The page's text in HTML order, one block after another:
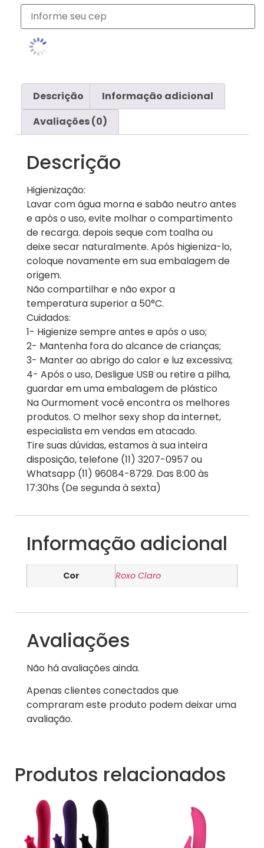
Descrição
Informação adicional
Avaliações (0)
Descrição
Higienização:
Lavar com água morna e sabão neutro antes
e após o uso, evite molhar o compartimento
de recarga. depois seque com toalha ou
deixe secar naturalmente. Após higieniza-lo,
coloque novamente em sua embalagem de
origem.
Não compartilhar e não expor a
temperatura superior a 50°C.
Cuidados:
1- Higienize sempre antes e após o uso;
2- Mantenha fora do alcance de crianças;
3- Manter ao abrigo do calor e luz excessiva;
4- Após o uso, Desligue USB ou retire a pilha,
guardar em uma embalagem de plástico
Na Ourmoment você encontra os melhores
produtos. O melhor sexy shop da internet,
especialista em vendas em atacado.
Tire suas dúvidas, estamos à sua inteira
disposição, telefone (11) 3207-0957 ou
Whatsapp (11) 96084-8729. Das 8:00 às
17:30hs (De segunda à sexta)
Informação adicional
Cor Roxo Claro
Avaliações
Não há avaliações ainda.
Apenas clientes conectados que
compraram este produto podem deixar uma
avaliação.
Produtos relacionados